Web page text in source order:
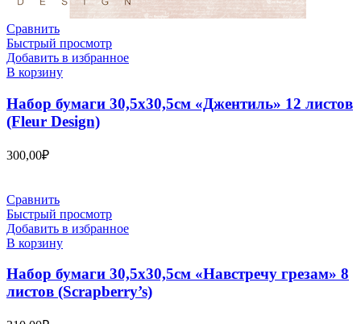
Сравнить
Быстрый просмотр
Добавить в избранное
В корзину
Набор бумаги 30,5х30,5см «Джентиль» 12 листов
(Fleur Design)
300,00₽
Сравнить
Быстрый просмотр
Добавить в избранное
В корзину
Набор бумаги 30,5х30,5см «Навстречу грезам» 8
листов (Scrapberry’s)